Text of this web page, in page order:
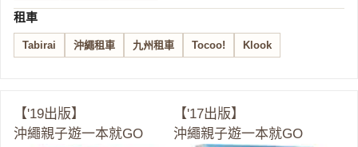
租車
Tabirai 沖繩租車 九州租車 Tocoo! Klook
【'19出版】
沖繩親子遊一本就GO
【'17出版】
沖繩親子遊一本就GO